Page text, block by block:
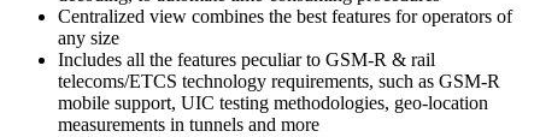
Centralized view combines the best features for operators of
any size
Includes all the features peculiar to GSM-R & rail
telecoms/ETCS technology requirements, such as GSM-R
mobile support, UIC testing methodologies, geo-location
measurements in tunnels and more